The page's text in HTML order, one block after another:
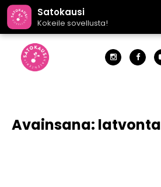
Satokausi
Kokeile sovellusta!
Avainsana: latvonta